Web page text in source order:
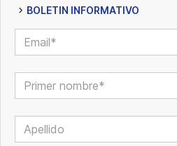
BOLETIN INFORMATIVO